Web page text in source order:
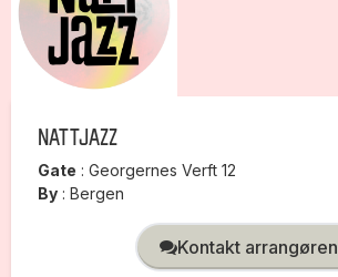
Nattjazz
Gate : Georgernes Verft 12
By : Bergen
Kontakt arrangøren